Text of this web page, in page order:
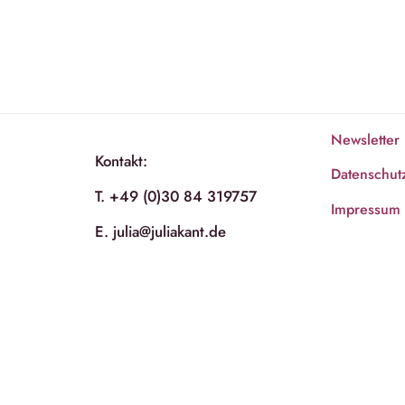
Kontakt:
T. +49 (0)30 84 319757
E. julia@juliakant.de
Newsletter
Impressum